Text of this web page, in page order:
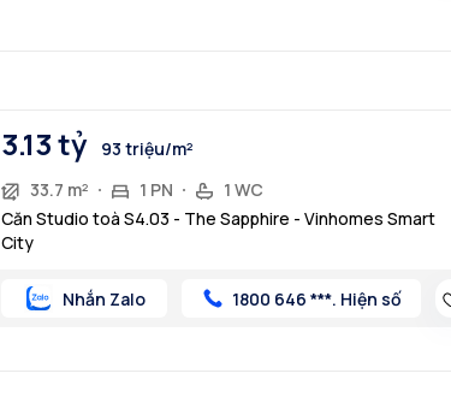
3.13 tỷ
93 triệu/m²
33.7 m²
1 PN
1 WC
Căn Studio toà S4.03 - The Sapphire - Vinhomes Smart
City
Nhắn Zalo 1800 646 ***. Hiện số